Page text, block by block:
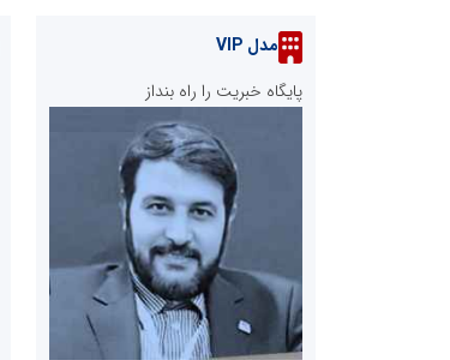
مدل VIP
پایگاه خبریت را راه بنداز